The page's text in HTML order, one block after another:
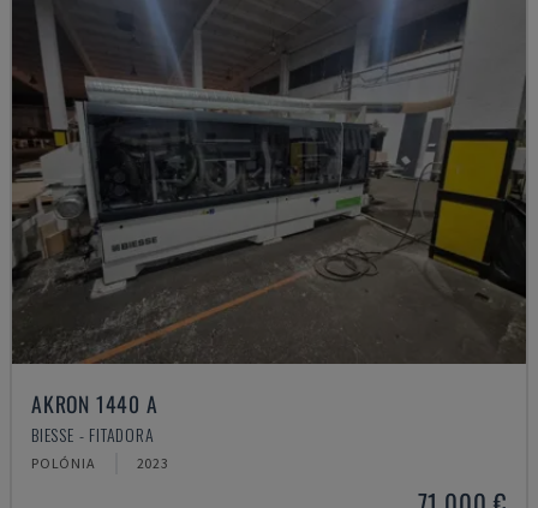
AKRON 1440 A
BIESSE - FITADORA
POLÓNIA 2023